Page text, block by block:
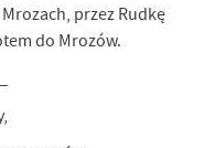
przez Rudkę
do Mrozów.